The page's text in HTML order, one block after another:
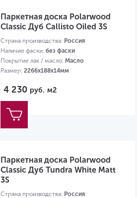
Паркетная доска Polarwood
Classic Дуб Callisto Oiled 3S
Страна производства: Россия
Наличие фаски: без фаски
Покрытие лак / масло: Масло
Размер: 2266х188х14мм
4 230 руб. м2
Паркетная доска Polarwood
Classic Дуб Tundra White Matt
3S
Страна производства: Россия